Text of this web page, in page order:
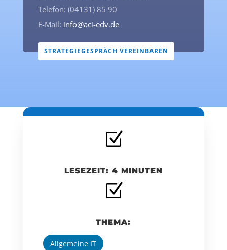
Telefon: (04131) 85 90
E-Mail: info@aci-edv.de
STRATEGIEGESPRÄCH VEREINBAREN
Z
LESEZEIT: 4 MINUTEN
Z
THEMA:
Allgemeine IT